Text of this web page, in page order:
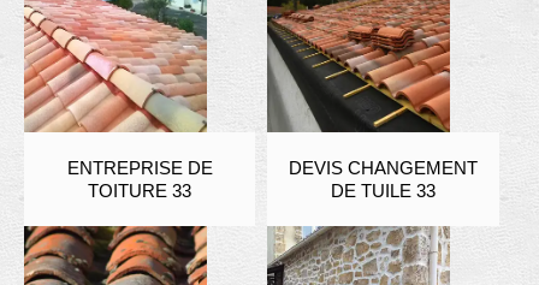
ENTREPRISE DE
TOITURE 33
DEVIS CHANGEMENT
DE TUILE 33